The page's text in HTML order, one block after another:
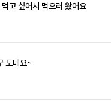
고 싶어서 먹으러 왔어요
도네요~